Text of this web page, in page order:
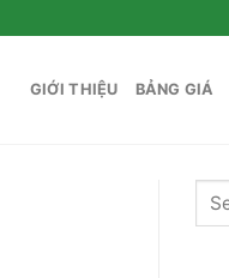
GIỚI THIỆU BẢNG GIÁ